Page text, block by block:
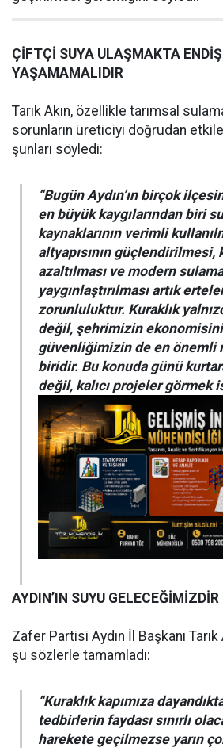
ÇİFTÇİ SUYA ULAŞMAKTA
YAŞAMAMALIDIR
Tarık Akın, özellikle tarımsal
sorunların üreticiyi doğrudan
şunları söyledi:
“Bugün Aydın’ın birçok
en büyük kaygılarından biri
kaynaklarının verimli
altyapısının güçlendirilmesi,
azaltılması ve modern
yaygınlaştırılması artık
zorunluluktur. Kuraklık
değil, şehrimizin
güvenliğimizin de en önemli
biridir. Bu konuda günü
değil, kalıcı projeler görmek
AYDIN’IN SUYU GELECEĞİMİZDİR
Zafer Partisi Aydın İl Başkanı Tarık
şu sözlerle tamamladı:
“Kuraklık kapımıza
tedbirlerin faydası sınırlı
harekete geçilmezse yarın